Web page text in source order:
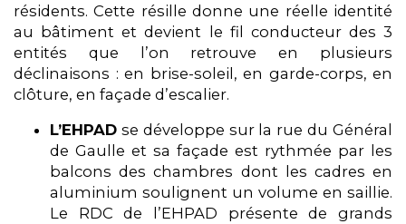
résidents. Cette résille donne une réelle identité
au bâtiment et devient le fil conducteur des 3
entités que l’on retrouve en plusieurs
déclinaisons : en brise-soleil, en garde-corps, en
clôture, en façade d’escalier.
L’EHPAD se développe sur la rue du Général
de Gaulle et sa façade est rythmée par les
balcons des chambres dont les cadres en
aluminium soulignent un volume en saillie.
Le RDC de l’EHPAD présente de grands